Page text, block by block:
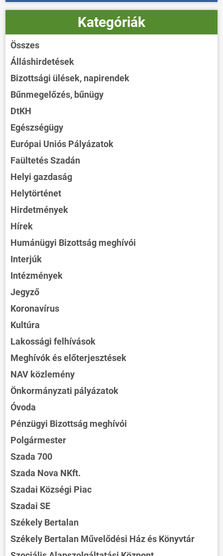
Kategóriák
Összes
Álláshirdetések
Bizottsági ülések, napirendek
Bűnmegelőzés, bűnügy
DtKH
Egészségügy
Európai Uniós Pályázatok
Faültetés Szadán
Helyi gazdaság
Helytörténet
Hirdetmények
Hírek
Humánügyi Bizottság meghívói
Interjúk
Intézmények
Jegyző
Koronavírus
Kultúra
Lakossági felhívások
Meghívók és előterjesztések
NAV közlemény
Önkormányzati pályázatok
Óvoda
Pénzügyi Bizottság meghívói
Polgármester
Szada 700
Szada Nova NKft.
Szadai Községi Piac
Szadai SE
Székely Bertalan
Székely Bertalan Művelődési Ház és Könyvtár